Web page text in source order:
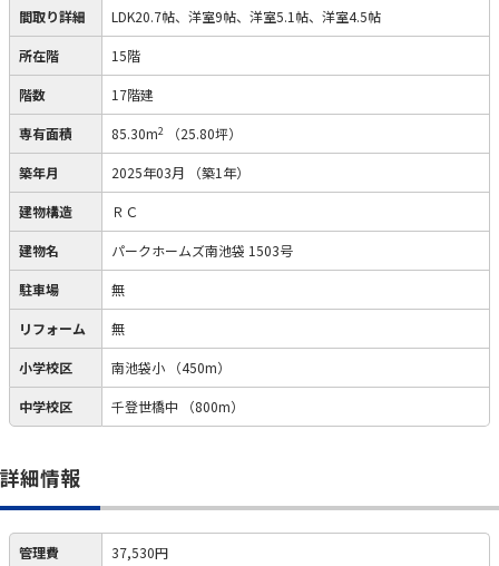
間取り詳細 LDK20.7帖、洋室9帖、洋室5.1帖、洋室4.5帖
所在階 15階
階数 17階建
専有面積 85.30m2 （25.80坪）
築年月 2025年03月 （築1年）
建物構造 ＲＣ
建物名 パークホームズ南池袋 1503号
駐車場 無
リフォーム 無
小学校区 南池袋小 （450m）
中学校区 千登世橋中 （800m）
詳細情報
管理費 37,530円